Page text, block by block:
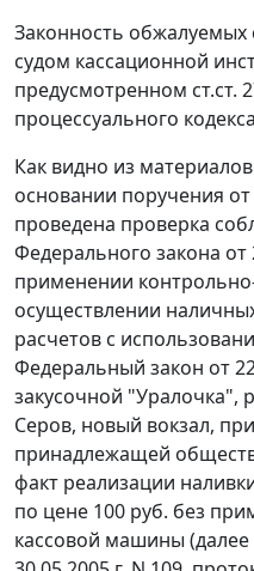
Законность обжалуемых
судом кассационной
предусмотренном ст.ст.
процессуального
Как видно из
основании поручения от
проведена проверка
Федерального закона от
применении
осуществлении
расчетов с
Федеральный закон от
закусочной "Уралочка",
Серов, новый вокзал,
принадлежащей
факт реализации
по цене 100 руб. без
кассовой машины